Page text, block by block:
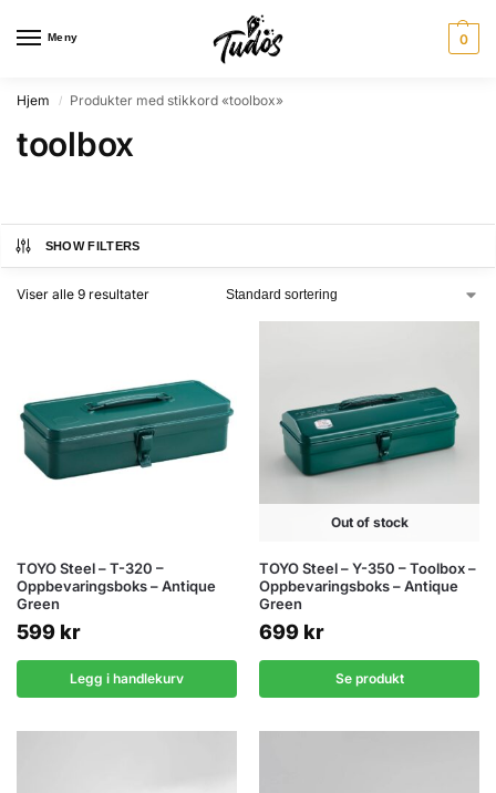
Meny 0
Hjem / Produkter med stikkord «toolbox»
toolbox
SHOW FILTERS
Viser alle 9 resultater
TOYO Steel – T-320 –
Oppbevaringsboks – Antique
Green
599 kr
Legg i handlekurv
Out of stock
TOYO Steel – Y-350 – Toolbox –
Oppbevaringsboks – Antique
Green
699 kr
Se produkt